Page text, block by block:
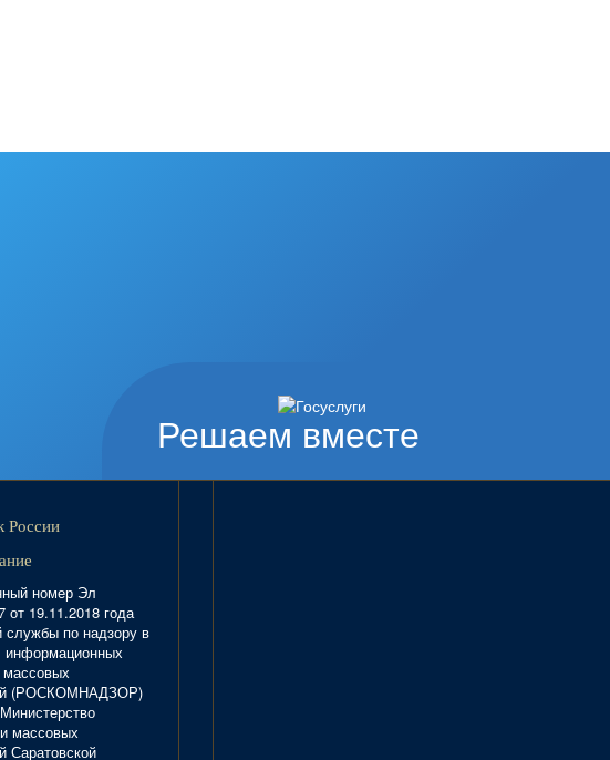
Решаем вместе
России
номер Эл
19.11.2018 года
службы по надзору в
информационных
массовых
(РОСКОМНАДЗОР)
массовых
Саратовской